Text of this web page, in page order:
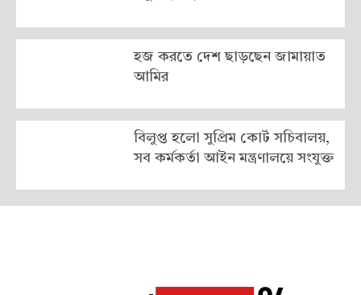
হজ করতে দেশ ছাড়ছেন জামায়াত
আমির
বিলুপ্ত হলো সুপ্রিম কোর্ট সচিবালয়,
সব কর্মকর্তা আইন মন্ত্রণালয়ে সংযুক্ত